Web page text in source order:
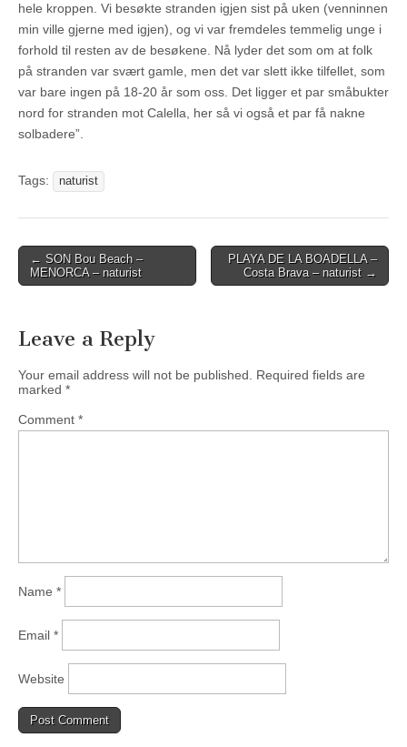
hele kroppen. Vi besøkte stranden igjen sist på uken (venninnen
min ville gjerne med igjen), og vi var fremdeles temmelig unge i
forhold til resten av de besøkene. Nå lyder det som om at folk
på stranden var svært gamle, men det var slett ikke tilfellet, som
var bare ingen på 18-20 år som oss. Det ligger et par småbukter
nord for stranden mot Calella, her så vi også et par få nakne
solbadere”.
Tags: naturist
Post
navigation
← SON Bou Beach –
MENORCA – naturist
PLAYA DE LA BOADELLA –
Costa Brava – naturist →
Leave a Reply
Your email address will not be published. Required fields are
marked *
Comment *
Name *
Email *
Website